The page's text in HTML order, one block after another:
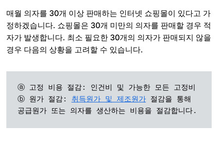
매월 의자를 30개 이상 판매하는 인터넷 쇼핑몰이 있다고 가
정하겠습니다. 쇼핑몰은 30개 미만의 의자를 판매할 경우 적
자가 발생합니다. 최소 필요한 30개의 의자가 판매되지 않을
경우 다음의 상황을 고려할 수 있습니다.
ⓐ 고정 비용 절감: 인건비 및 가능한 모든 고정비
ⓑ 원가 절감: 취득원가 및 제조원가 절감을 통해
공급원가 또는 의자를 생산하는 비용을 절감합니다.